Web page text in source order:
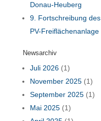
Donau-Heuberg
9. Fortschreibung
PV-Freiflächenanlage
Newsarchiv
Juli 2026(1)
November 2025(1)
September 2025(1)
Mai 2025(1)